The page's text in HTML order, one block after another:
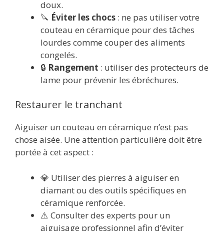
doux.
🔪 Éviter les chocs : ne pas utiliser votre
couteau en céramique pour des tâches
lourdes comme couper des aliments
congelés.
🔒 Rangement : utiliser des protecteurs de
lame pour prévenir les ébréchures.
Restaurer le tranchant
Aiguiser un couteau en céramique n’est pas
chose aisée. Une attention particulière doit être
portée à cet aspect :
💎 Utiliser des pierres à aiguiser en
diamant ou des outils spécifiques en
céramique renforcée.
⚠️ Consulter des experts pour un
aiguisage professionnel afin d’éviter